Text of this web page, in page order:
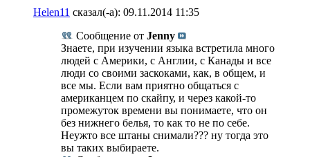
Helen11 сказал(-а): 09.11.2014 11:35
Сообщение от Jenny
Знаете, при изучении языка встретила много
людей с Америки, с Англии, с Канады и все
люди со своими заскоками, как, в общем, и
все мы. Если вам приятно общаться с
американцем по скайпу, и через какой-то
промежуток времени вы понимаете, что он
без нижнего белья, то как то не по себе.
Неужто все штаны снимали??? ну тогда это
вы таких выбираете.